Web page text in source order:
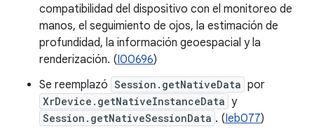
compatibilidad del dispositivo con el monitoreo de
manos, el seguimiento de ojos, la estimación de
profundidad, la información geoespacial y la
renderización. (I00696)
Se reemplazó Session.getNativeData por
XrDevice.getNativeInstanceData y
Session.getNativeSessionData . (Ieb077)